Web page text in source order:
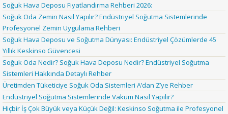
Soğuk Hava Deposu Fiyatlandırma Rehberi 2026:
Soğuk Oda Zemin Nasıl Yapılır? Endüstriyel Soğutma Sistemlerinde
Profesyonel Zemin Uygulama Rehberi
Soğuk Hava Deposu ve Soğutma Dünyası: Endüstriyel Çözümlerde 45
Yıllık Keskinso Güvencesi
Soğuk Oda Nedir? Soğuk Hava Deposu Nedir? Endüstriyel Soğutma
Sistemleri Hakkında Detaylı Rehber
Üretimden Tüketiciye Soğuk Oda Sistemleri A’dan Z’ye Rehber
Endüstriyel Soğutma Sistemlerinde Vakum Nasıl Yapılır?
Hiçbir İş Çok Büyük veya Küçük Değil: Keskinso Soğutma ile Profesyonel